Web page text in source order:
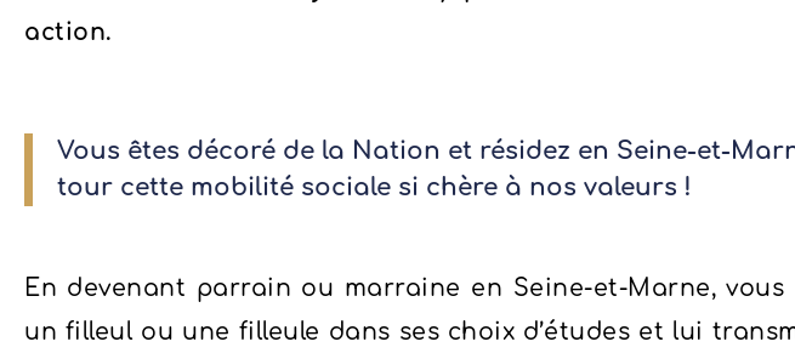
action.
Vous êtes décoré de la Nation et résidez en Seine-et-
tour cette mobilité sociale si chère à nos valeurs !
En devenant parrain ou marraine en Seine-et-Marne,
un filleul ou une filleule dans ses choix d’études et lui